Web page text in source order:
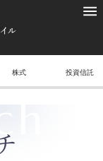
株式 投資信託